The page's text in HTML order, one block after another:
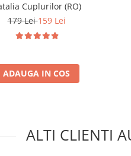
Cuplurilor (RO)
179 Lei159 Lei
ADAUGA IN COS
ALTI CLIENTI